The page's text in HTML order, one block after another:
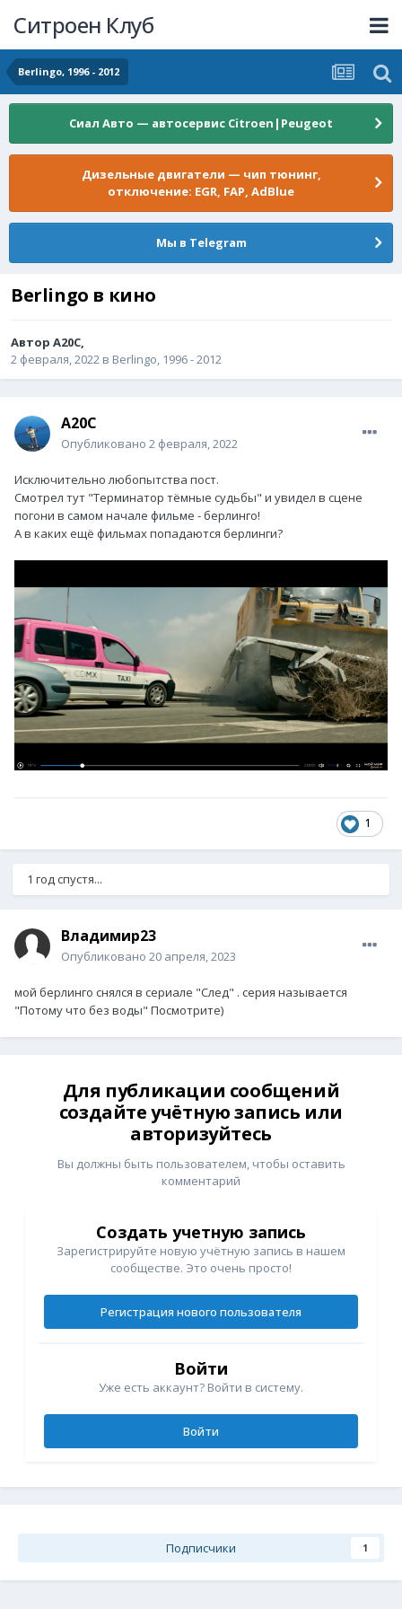
Ситроен Клуб
Berlingo, 1996 - 2012
Сиал Авто — автосервис Citroen|Peugeot
Дизельные двигатели — чип тюнинг,
отключение: EGR, FAP, AdBlue
Мы в Telegram
Berlingo в кино
Автор A20C,
2 февраля, 2022 в Berlingo, 1996 - 2012
A20C
Опубликовано 2 февраля, 2022
Исключительно любопытства пост.
Смотрел тут "Терминатор тёмные судьбы" и увидел в сцене
погони в самом начале фильме - берлинго!
А в каких ещё фильмах попадаются берлинги?
1
1 год спустя...
Владимир23
Опубликовано 20 апреля, 2023
мой берлинго снялся в сериале "След" . серия называется
"Потому что без воды" Посмотрите)
Для публикации сообщений
создайте учётную запись или
авторизуйтесь
Вы должны быть пользователем, чтобы оставить
комментарий
Создать учетную запись
Зарегистрируйте новую учётную запись в нашем
сообществе. Это очень просто!
Регистрация нового пользователя
Войти
Уже есть аккаунт? Войти в систему.
Войти
Подписчики 1